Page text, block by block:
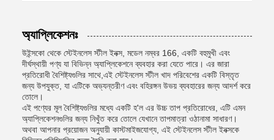
অ্যাপ্লিকেশনঃ
উইন্সকো থেকে স্টেইনলেস স্টীল ইনক্স, মডেল নম্বর 166, একটি বহুমুখী এবং
দীর্ঘস্থায়ী পণ্য যা বিভিন্ন অ্যাপ্লিকেশনে ব্যবহার করা যেতে পারে। এর জারা
প্রতিরোধী বৈশিষ্ট্যগুলির সাথে,এই স্টেইনলেস স্টীল খাদ পরিবেশের একটি বিস্তৃত
জন্য উপযুক্ত, যা এটিকে অভ্যন্তরীণ এবং বহিরঙ্গন উভয় ব্যবহারের জন্য আদর্শ করে
তোলে।
এই পণ্যের মূল বৈশিষ্ট্যগুলির মধ্যে একটি হ'ল এর উচ্চ তাপ প্রতিরোধের, এটি এমন
অ্যাপ্লিকেশনগুলির জন্য নিখুঁত করে তোলে যেখানে তাপমাত্রা ওঠানামা সাধারণ।
অথবা আপনার প্রয়োজন অনুযায়ী কাস্টমাইজযোগ্য, এই স্টেইনলেস স্টীল ইনক্সকে